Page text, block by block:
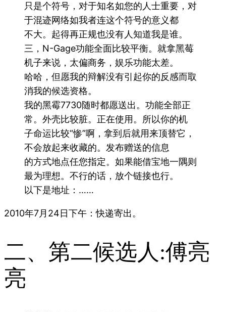
只是个符号，对于知名如您的人士重要，对
于混迹网络如我者连这个符号的意义都
不大。起得再正规也没有人知道我是谁。
三，N-Gage功能全面比较平衡。就拿黑莓
机子来说，太偏商务，娱乐功能太差。
哈哈，但愿我的辩解没有引起你的反感而取
消我的候选资格。
我的黑霉7730随时都愿送出。功能全部正
常。外壳比较脏。正在使用。所以你的机
子命运比较“惨”啊，拿到后就用来顶替它，
不会放起来收藏的。发布赠送的信息
的方式地点任您指定。如果能借宝地一隅则
最为理想。不行的话，放个链接也行。
以下是地址：……
2010年7月24日下午：快递寄出。
二、第二候选人:傅亮
亮